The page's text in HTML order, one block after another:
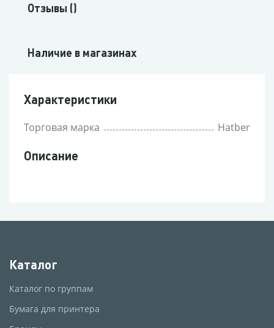
Отзывы ()
Наличие в магазинах
Характеристики
Торговая марка Hatber
Описание
Каталог
Каталог по группам
Бумага для принтера